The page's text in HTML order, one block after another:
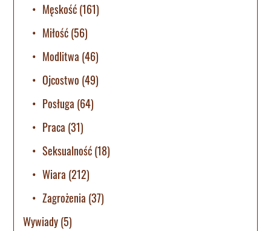
Męskość(161)
Miłość(56)
Modlitwa (46)
Ojcostwo (49)
Posługa (64)
Praca (31)
Seksualność(18)
Wiara (212)
Zagrożenia (37)
Wywiady(5)